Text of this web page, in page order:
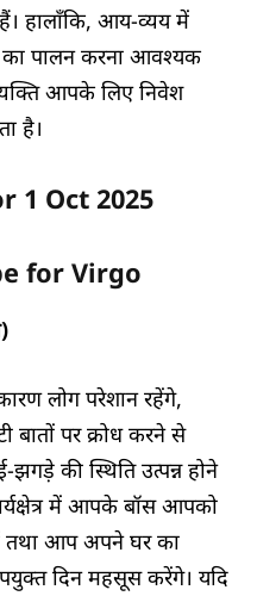
हालाँकि, आय-व्यय में
पालन करना आवश्यक
आपके लिए निवेश
है।
1 Oct 2025
for Virgo
लोग परेशान रहेंगे,
पर क्रोध करने से
की स्थिति उत्पन्न होने
में आपके बॉस आपको
तथा आप अपने घर का
दिन महसूस करेंगे। यदि